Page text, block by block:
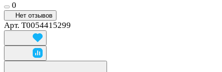
0
Нет отзывов
Арт. T0054415299